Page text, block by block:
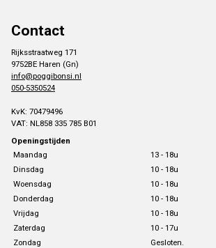
Contact
Rijksstraatweg 171
9752BE Haren (Gn)
info@poggibonsi.nl
050-5350524
KvK: 70479496
VAT: NL858 335 785 B01
Openingstijden
Maandag
13 - 18u
Dinsdag
10 - 18u
Woensdag
10 - 18u
Donderdag
10 - 18u
Vrijdag
10 - 18u
Zaterdag
10 - 17u
Zondag
Gesloten.